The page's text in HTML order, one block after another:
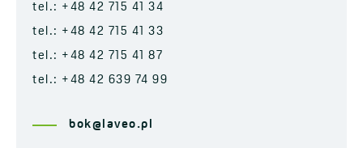
tel.: +48 42 715 41 34
tel.: +48 42 715 41 33
tel.: +48 42 715 41 87
tel.: +48 42 639 74 99
bok@laveo.pl